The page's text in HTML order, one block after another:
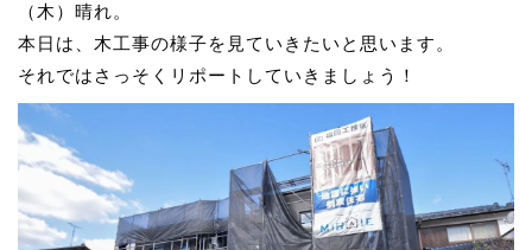
（木）晴れ。
本日は、木工事の様子を見ていきたいと思います。
それではさっそくリポートしていきましょう！